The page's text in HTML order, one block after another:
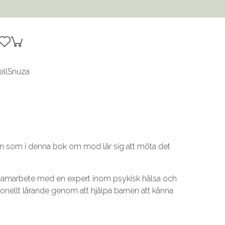
Snuza
som i denna bok om mod lär sig att möta det
med en expert inom psykisk hälsa och
lärande genom att hjälpa barnen att känna